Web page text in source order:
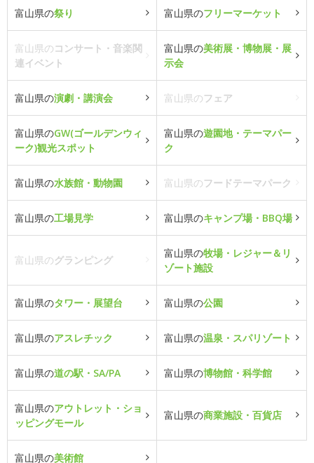
富山県の祭り 富山県のフリーマーケット
富山県のコンサート・音楽関
連イベント
富山県の美術展・博物展・展
示会
富山県の演劇・講演会 富山県のフェア
富山県のGW(ゴールデンウィ
ーク)観光スポット
富山県の遊園地・テーマパー
ク
富山県の水族館・動物園 富山県のフードテーマパーク
富山県の工場見学 富山県のキャンプ場・BBQ場
富山県のグランピング
富山県の牧場・レジャー＆リ
ゾート施設
富山県のタワー・展望台 富山県の公園
富山県のアスレチック 富山県の温泉・スパリゾート
富山県の道の駅・SA/PA 富山県の博物館・科学館
富山県のアウトレット・ショ
ッピングモール
富山県の商業施設・百貨店
富山県の美術館